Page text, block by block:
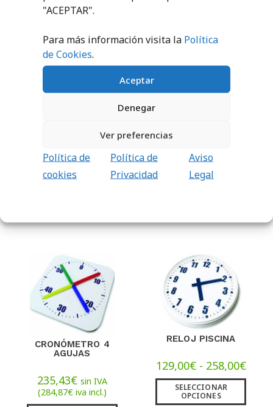
"ACEPTAR".
Para más información visita la Política
de Cookies.
Aceptar
Denegar
Ver preferencias
Política de
cookies
Política de
Privacidad
Aviso
Legal
PRODUCTOS RELACIONADOS
ARMARIO PISCINA
551,53€ - €
ARMARIO TAPICES
413,16 € - 761,26
CRONÓMETRO 4
AGUJAS
235,43€ sin IVA
(284,87€iva incl.)
RELOJ PISCINA
129,00€ - 258,00€
SELECCIONAR
OPCIONES